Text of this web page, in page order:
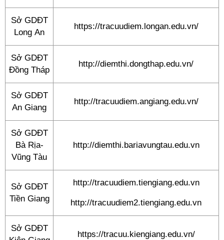
Sở GDĐT
Long An
https://tracuudiem.longan.edu.vn/
Sở GDĐT
Đồng Tháp
http://diemthi.dongthap.edu.vn/
Sở GDĐT
An Giang
http://tracuudiem.angiang.edu.vn/
Sở GDĐT
Bà Rịa-
Vũng Tàu
http://diemthi.bariavungtau.edu.vn
Sở GDĐT
Tiền Giang
http://tracuudiem.tiengiang.edu.vn
http://tracuudiem2.tiengiang.edu.vn
Sở GDĐT
https://tracuu.kiengiang.edu.vn/